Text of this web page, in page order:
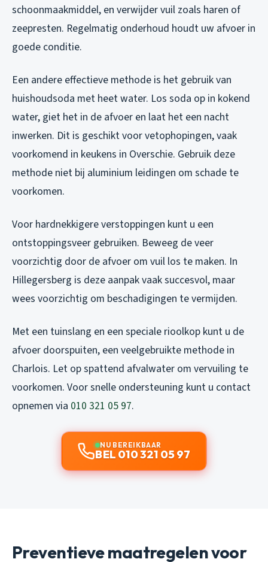
schoonmaakmiddel, en verwijder vuil zoals haren of
zeepresten. Regelmatig onderhoud houdt uw afvoer in
goede conditie.
Een andere effectieve methode is het gebruik van
huishoudsoda met heet water. Los soda op in kokend
water, giet het in de afvoer en laat het een nacht
inwerken. Dit is geschikt voor vetophopingen, vaak
voorkomend in keukens in Overschie. Gebruik deze
methode niet bij aluminium leidingen om schade te
voorkomen.
Voor hardnekkigere verstoppingen kunt u een
ontstoppingsveer gebruiken. Beweeg de veer
voorzichtig door de afvoer om vuil los te maken. In
Hillegersberg is deze aanpak vaak succesvol, maar
wees voorzichtig om beschadigingen te vermijden.
Met een tuinslang en een speciale rioolkop kunt u de
afvoer doorspuiten, een veelgebruikte methode in
Charlois. Let op spattend afvalwater om vervuiling te
voorkomen. Voor snelle ondersteuning kunt u contact
opnemen via 010 321 05 97.
NU BEREIKBAAR
BEL 010 321 05 97
Preventieve maatregelen voor